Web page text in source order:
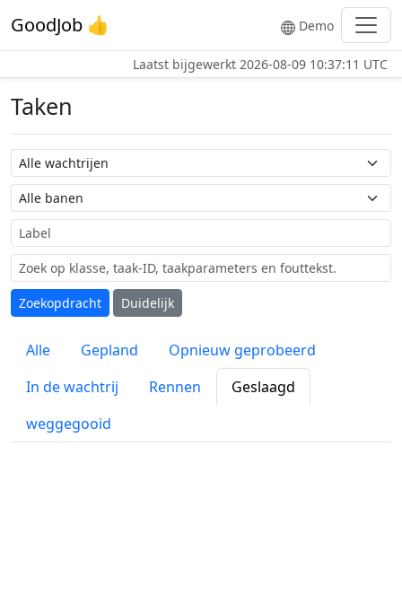
GoodJob 👍 Demo
Laatst bijgewerkt 2026-08-09 10:37:11 UTC
Taken
Wachtrij naam
Taak naam
Label
Zoekopdracht
Duidelijk
Alle Gepland
Opnieuw geprobeerd
In de wachtrij
Rennen
Geslaagd
weggegooid